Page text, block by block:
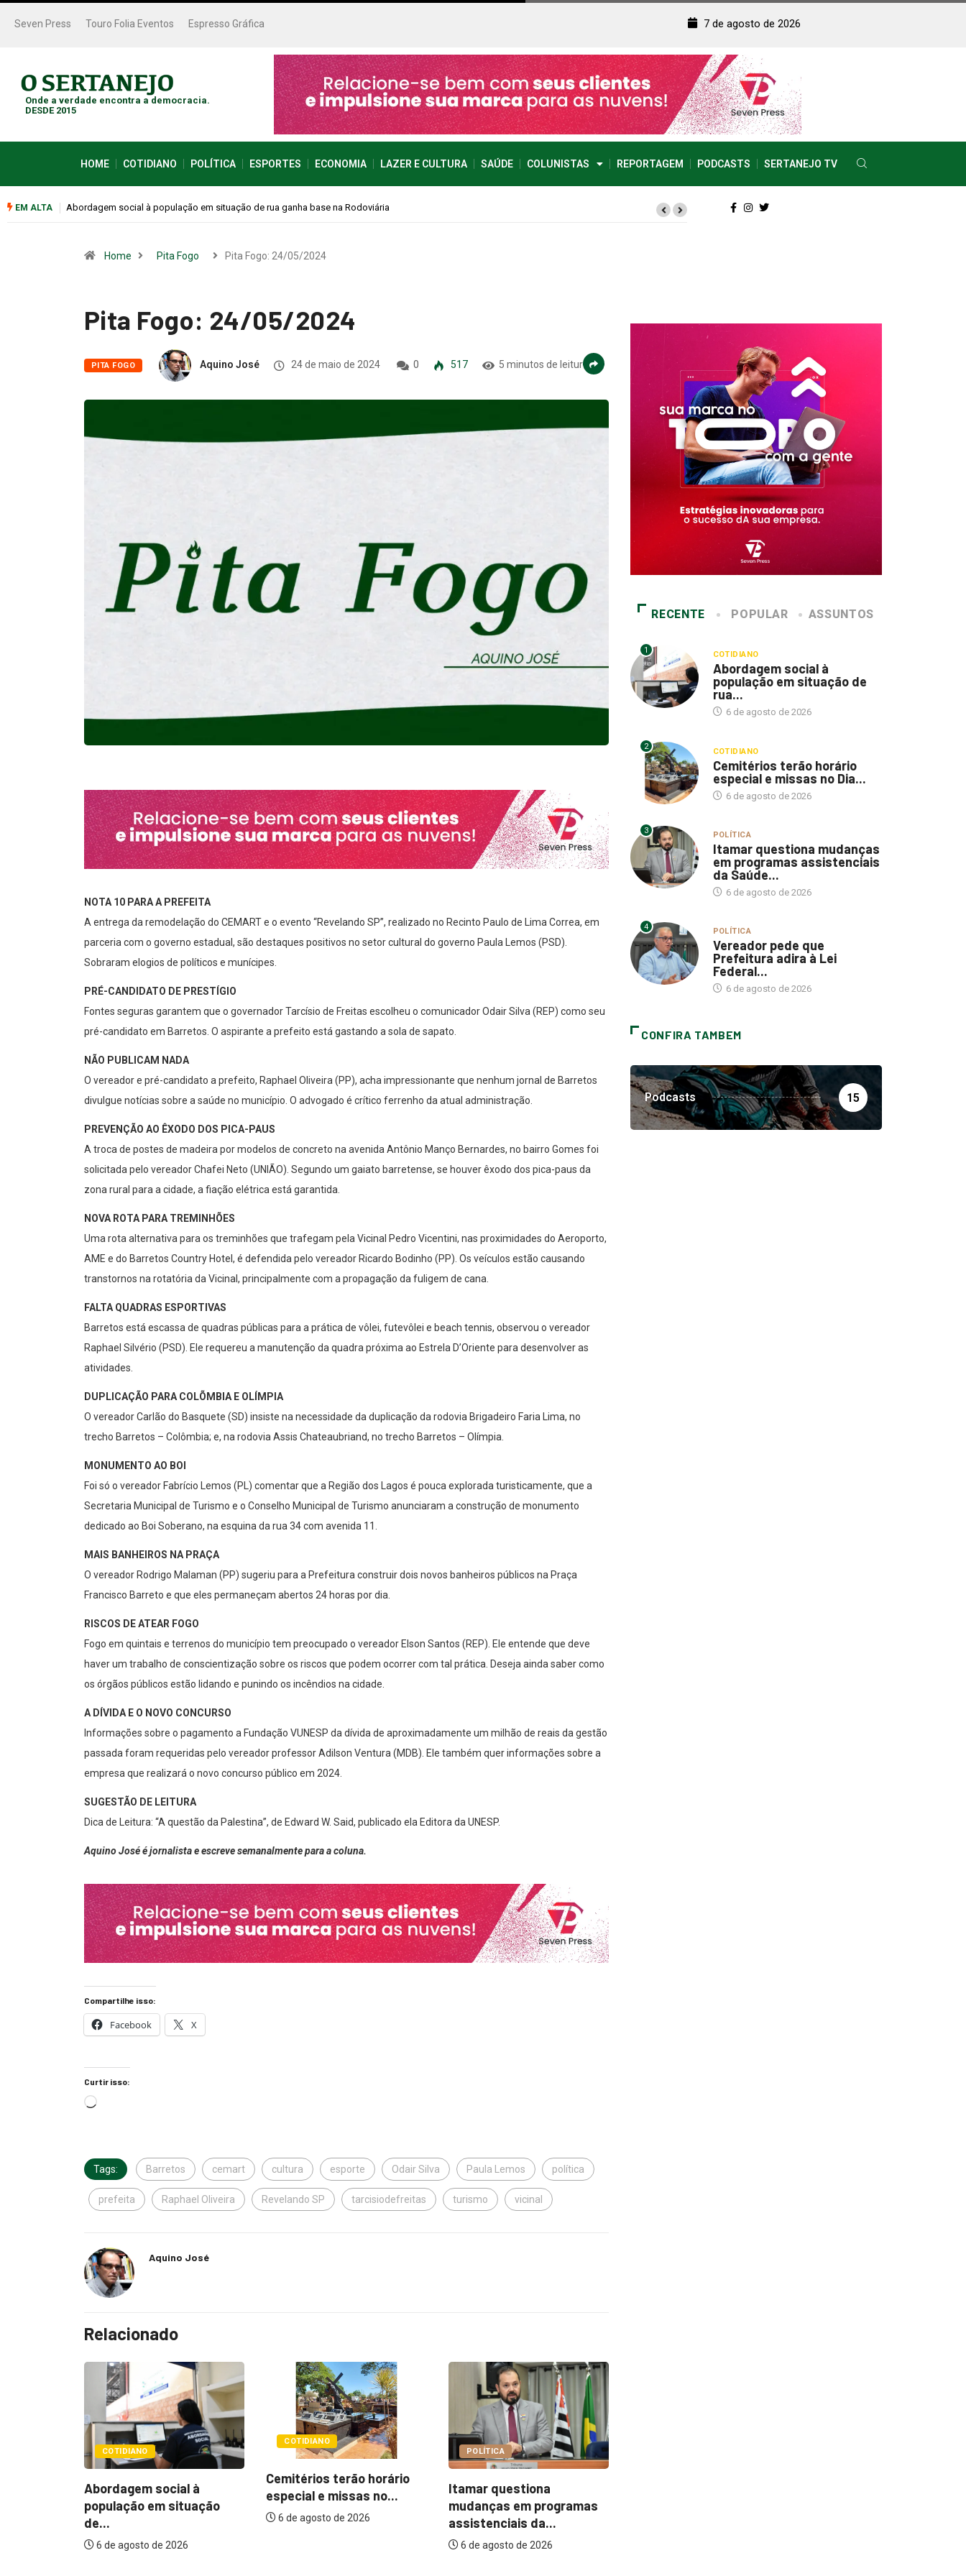
Seven Press Touro Folia Eventos Espresso Gráfica 7 de agosto de 2026
Onde a verdade encontra a democracia.
DESDE 2015
HOME COTIDIANO POLÍTICA ESPORTES ECONOMIA LAZER E CULTURA SAÚDE COLUNISTAS REPORTAGEM PODCASTS SERTANEJO TV
EM ALTA Cemitérios terão horário especial e missas no Dia dos Pais
Home Pita Fogo Pita Fogo: 24/05/2024
Pita Fogo: 24/05/2024
PITA FOGO Aquino José 24 de maio de 2024 0 517 5 minutos de leitura
NOTA 10 PARA A PREFEITA
A entrega da remodelação do CEMART e o evento “Revelando SP”, realizado no Recinto Paulo de Lima Correa, em
parceria com o governo estadual, são destaques positivos no setor cultural do governo Paula Lemos (PSD).
Sobraram elogios de políticos e munícipes.
PRÉ-CANDIDATO DE PRESTÍGIO
Fontes seguras garantem que o governador Tarcísio de Freitas escolheu o comunicador Odair Silva (REP) como seu
pré-candidato em Barretos. O aspirante a prefeito está gastando a sola de sapato.
NÃO PUBLICAM NADA
O vereador e pré-candidato a prefeito, Raphael Oliveira (PP), acha impressionante que nenhum jornal de Barretos
divulgue notícias sobre a saúde no município. O advogado é crítico ferrenho da atual administração.
PREVENÇÃO AO ÊXODO DOS PICA-PAUS
A troca de postes de madeira por modelos de concreto na avenida Antônio Manço Bernardes, no bairro Gomes foi
solicitada pelo vereador Chafei Neto (UNIÃO). Segundo um gaiato barretense, se houver êxodo dos pica-paus da
zona rural para a cidade, a fiação elétrica está garantida.
NOVA ROTA PARA TREMINHÕES
Uma rota alternativa para os treminhões que trafegam pela Vicinal Pedro Vicentini, nas proximidades do Aeroporto,
AME e do Barretos Country Hotel, é defendida pelo vereador Ricardo Bodinho (PP). Os veículos estão causando
transtornos na rotatória da Vicinal, principalmente com a propagação da fuligem de cana.
FALTA QUADRAS ESPORTIVAS
Barretos está escassa de quadras públicas para a prática de vôlei, futevôlei e beach tennis, observou o vereador
Raphael Silvério (PSD). Ele requereu a manutenção da quadra próxima ao Estrela D’Oriente para desenvolver as
atividades.
DUPLICAÇÃO PARA COLÕMBIA E OLÍMPIA
O vereador Carlão do Basquete (SD) insiste na necessidade da duplicação da rodovia Brigadeiro Faria Lima, no
trecho Barretos – Colômbia; e, na rodovia Assis Chateaubriand, no trecho Barretos – Olímpia.
MONUMENTO AO BOI
Foi só o vereador Fabrício Lemos (PL) comentar que a Região dos Lagos é pouca explorada turisticamente, que a
Secretaria Municipal de Turismo e o Conselho Municipal de Turismo anunciaram a construção de monumento
dedicado ao Boi Soberano, na esquina da rua 34 com avenida 11.
MAIS BANHEIROS NA PRAÇA
O vereador Rodrigo Malaman (PP) sugeriu para a Prefeitura construir dois novos banheiros públicos na Praça
Francisco Barreto e que eles permaneçam abertos 24 horas por dia.
RISCOS DE ATEAR FOGO
Fogo em quintais e terrenos do município tem preocupado o vereador Elson Santos (REP). Ele entende que deve
haver um trabalho de conscientização sobre os riscos que podem ocorrer com tal prática. Deseja ainda saber como
os órgãos públicos estão lidando e punindo os incêndios na cidade.
A DÍVIDA E O NOVO CONCURSO
Informações sobre o pagamento a Fundação VUNESP da dívida de aproximadamente um milhão de reais da gestão
passada foram requeridas pelo vereador professor Adilson Ventura (MDB). Ele também quer informações sobre a
empresa que realizará o novo concurso público em 2024.
SUGESTÃO DE LEITURA
Dica de Leitura: “A questão da Palestina”, de Edward W. Said, publicado ela Editora da UNESP.
Aquino José é jornalista e escreve semanalmente para a coluna.
Compartilhe isso:
Facebook X
Curtir isso:
Tags: Barretos cemart cultura esporte Odair Silva Paula Lemos política
prefeita Raphael Oliveira Revelando SP tarcisiodefreitas turismo vicinal
Aquino José
Relacionado
COTIDIANO
especial e missas no...
POLÍTICA
Itamar questiona
mudanças em programas
assistenciais da...
COTIDIANO
Abordagem social à
população em situação
de...
6 de agosto de 2026
RECENTE POPULAR ASSUNTOS
1 COTIDIANO
Abordagem social à
população em situação de
rua...
6 de agosto de 2026
2 COTIDIANO
Cemitérios terão horário
especial e missas no Dia...
6 de agosto de 2026
3 POLÍTICA
Itamar questiona mudanças
em programas assistenciais
da Saúde...
6 de agosto de 2026
4 POLÍTICA
Vereador pede que
Prefeitura adira à Lei
Federal...
6 de agosto de 2026
CONFIRA TAMBEM
Podcasts 15